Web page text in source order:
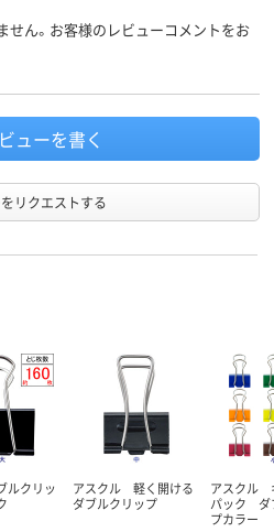
ん。お客様のレビューコメントをお
ューを書く
リクエストする
クリッ
アスクル 軽く開ける
ダブルクリップ
アスクル
パック ダ
プカラー